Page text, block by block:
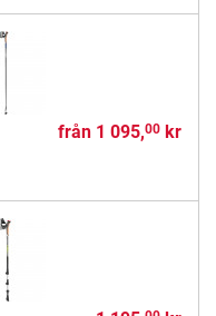
från 1 095,00kr